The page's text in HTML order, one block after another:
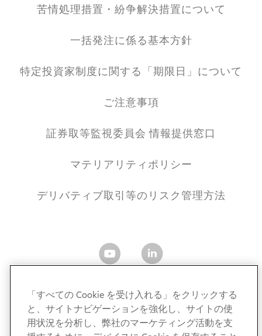
苦情処理措置・紛争解決措置について
一括発注に係る基本方針
特定投資家制度に関する「期限日」について
ご注意事項
証券取等監視委員会 情報提供窓口
マテリアリティポリシー
デリバティブ取引等のリスク管理方法
アリアンツ・グローバル・インベスターズ・ジャパン株式
「すべての Cookie を受け入れる」をクリックする
と、サイトナビゲーションを強化し、サイトの使
用状況を分析し、弊社のマーケティング活動を支